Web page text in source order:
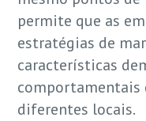
permite que as
estratégias de
características
comportamentais
diferentes locais.